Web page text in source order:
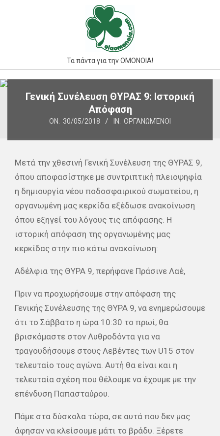
Τα πάντα για την ΟΜΟΝΟΙΑ!
Primary
NavigationΓενική Συνέλευση ΘΥΡΑΣ 9: Ιστορική
Απόφαση
ON: 30/05/2018 IN: ΟΡΓΑΝΩΜΈΝΟΙ
Μετά την χθεσινή Γενική Συνέλευση της ΘΥΡΑΣ 9,
όπου αποφασίστηκε με συντριπτική πλειοψηφία
η δημιουργία νέου ποδοσφαιρικού σωματείου, η
οργανωμένη μας κερκίδα εξέδωσε ανακοίνωση
όπου εξηγεί του λόγους τις απόφασης. Η
ιστορική απόφαση της οργανωμένης μας
κερκίδας στην πιο κάτω ανακοίνωση:
Αδέλφια της ΘΥΡΑ 9, περήφανε Πράσινε Λαέ,
Πριν να προχωρήσουμε στην απόφαση της
Γενικής Συνέλευσης της ΘΥΡΑ 9, να ενημερώσουμε
ότι το Σάββατο η ώρα 10:30 το πρωί, θα
βρισκόμαστε στον Λυθροδόντα για να
τραγουδήσουμε στους Λεβέντες των U15 στον
τελευταίο τους αγώνα. Αυτή θα είναι και η
τελευταία σχέση που θέλουμε να έχουμε με την
επένδυση Παπασταύρου.
Πάμε στα δύσκολα τώρα, σε αυτά που δεν μας
άφησαν να κλείσουμε μάτι το βράδυ. Ξέρετε